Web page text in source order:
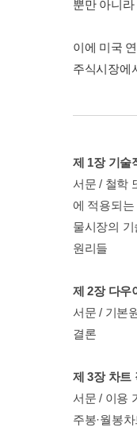
뿐만 아니
이에 미국
주식시장에
제 1장 기술
서문 / 철학
에 적용되
물시장의
원리들
제 2장 다우
서문 / 기본
결론
제 3장 차트
서문 / 이용
주봉·월봉